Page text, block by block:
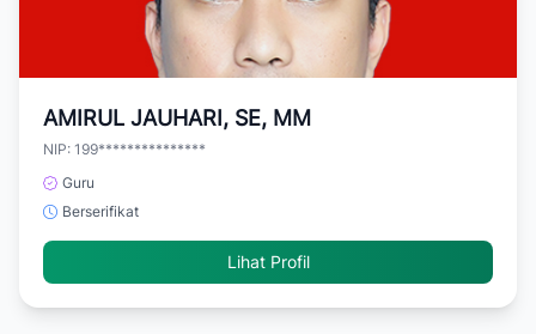
AMIRUL JAUHARI, SE, MM
NIP: 199***************
Guru
Berserifikat
Lihat Profil